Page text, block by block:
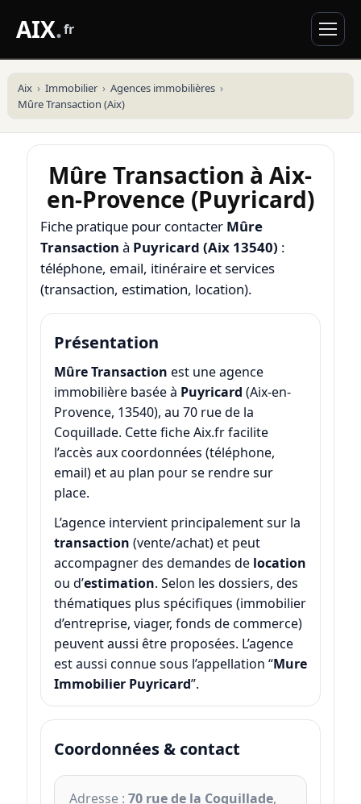
AIX.fr
Aix Immobilier
Agences immobilières
Mûre Transaction (Aix)
Mûre Transaction à Aix-
en-Provence (Puyricard)
Fiche pratique pour contacter Mûre
Transaction à Puyricard (Aix 13540) :
téléphone, email, itinéraire et services
(transaction, estimation, location).
Présentation
Mûre Transaction est une agence
immobilière basée à Puyricard (Aix-en-
Provence, 13540), au 70 rue de la
Coquillade. Cette fiche Aix.fr facilite
l’accès aux coordonnées (téléphone,
email) et au plan pour se rendre sur
place.
L’agence intervient principalement sur la
transaction (vente/achat) et peut
accompagner des demandes de location
ou d’estimation. Selon les dossiers, des
thématiques plus spécifiques (immobilier
d’entreprise, viager, fonds de commerce)
peuvent aussi être proposées. L’agence
est aussi connue sous l’appellation “Mure
Immobilier Puyricard”.
Coordonnées & contact
Adresse : 70 rue de la Coquillade,